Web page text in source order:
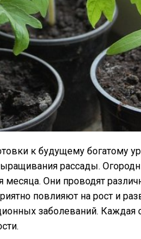
к будущему богатому
рассады.
месяца. Они проводят
повлияют на рост и
заболеваний. Каждая